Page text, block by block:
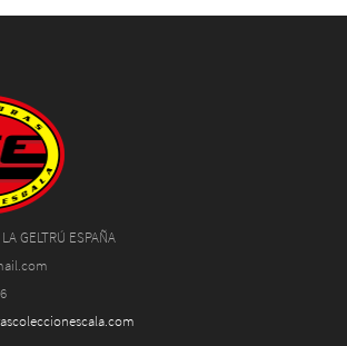
GELTRÚ ESPAÑA